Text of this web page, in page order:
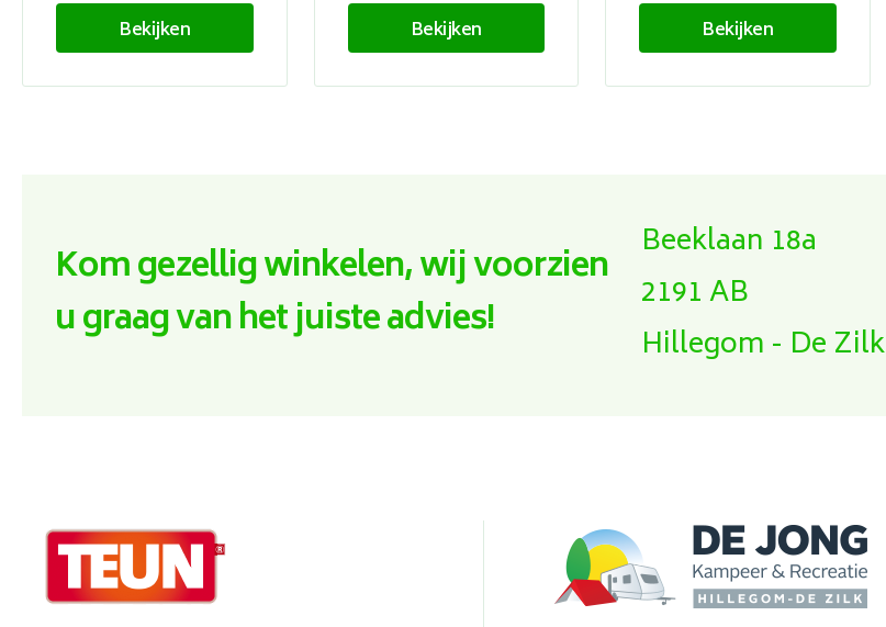
Bekijken Bekijken Bekijken
Kom gezellig winkelen, wij voorzien
u graag van het juiste advies!
Beeklaan 18a
2191 AB
Hillegom - De Zilk